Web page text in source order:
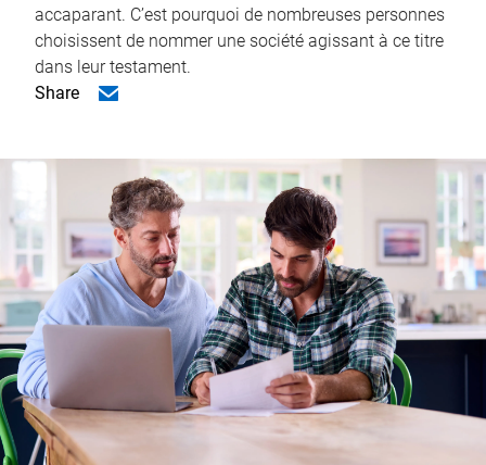
accaparant. C’est pourquoi de nombreuses personnes
choisissent de nommer une société agissant à ce titre
dans leur testament.
Share